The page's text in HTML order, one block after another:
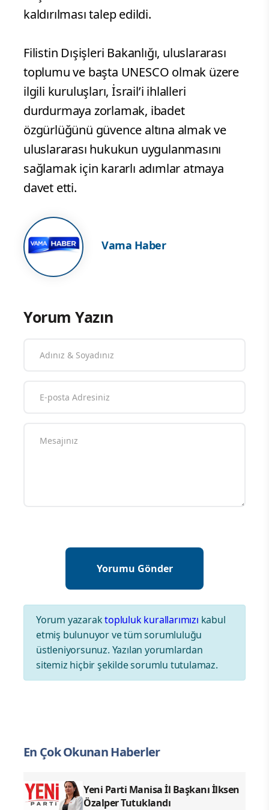
kaldırılması talep edildi.
Filistin Dışişleri Bakanlığı, uluslararası
toplumu ve başta UNESCO olmak üzere
ilgili kuruluşları, İsrail’i ihlalleri
durdurmaya zorlamak, ibadet
özgürlüğünü güvence altına almak ve
uluslararası hukukun uygulanmasını
sağlamak için kararlı adımlar atmaya
davet etti.
Vama Haber
Yorum Yazın
Yorum yazaraktopluluk kurallarımızı kabul
etmiş bulunuyor ve tüm sorumluluğu
üstleniyorsunuz. Yazılan yorumlardan
sitemiz hiçbir şekilde sorumlu tutulamaz.
En Çok Okunan Haberler
Yeni Parti Manisa İl Başkanı İlksen
Özalper Tutuklandı